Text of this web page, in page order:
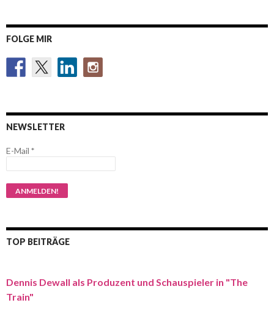
FOLGE MIR
NEWSLETTER
E-Mail *
TOP BEITRÄGE
Dennis Dewall als Produzent und Schauspieler in "The
Train"